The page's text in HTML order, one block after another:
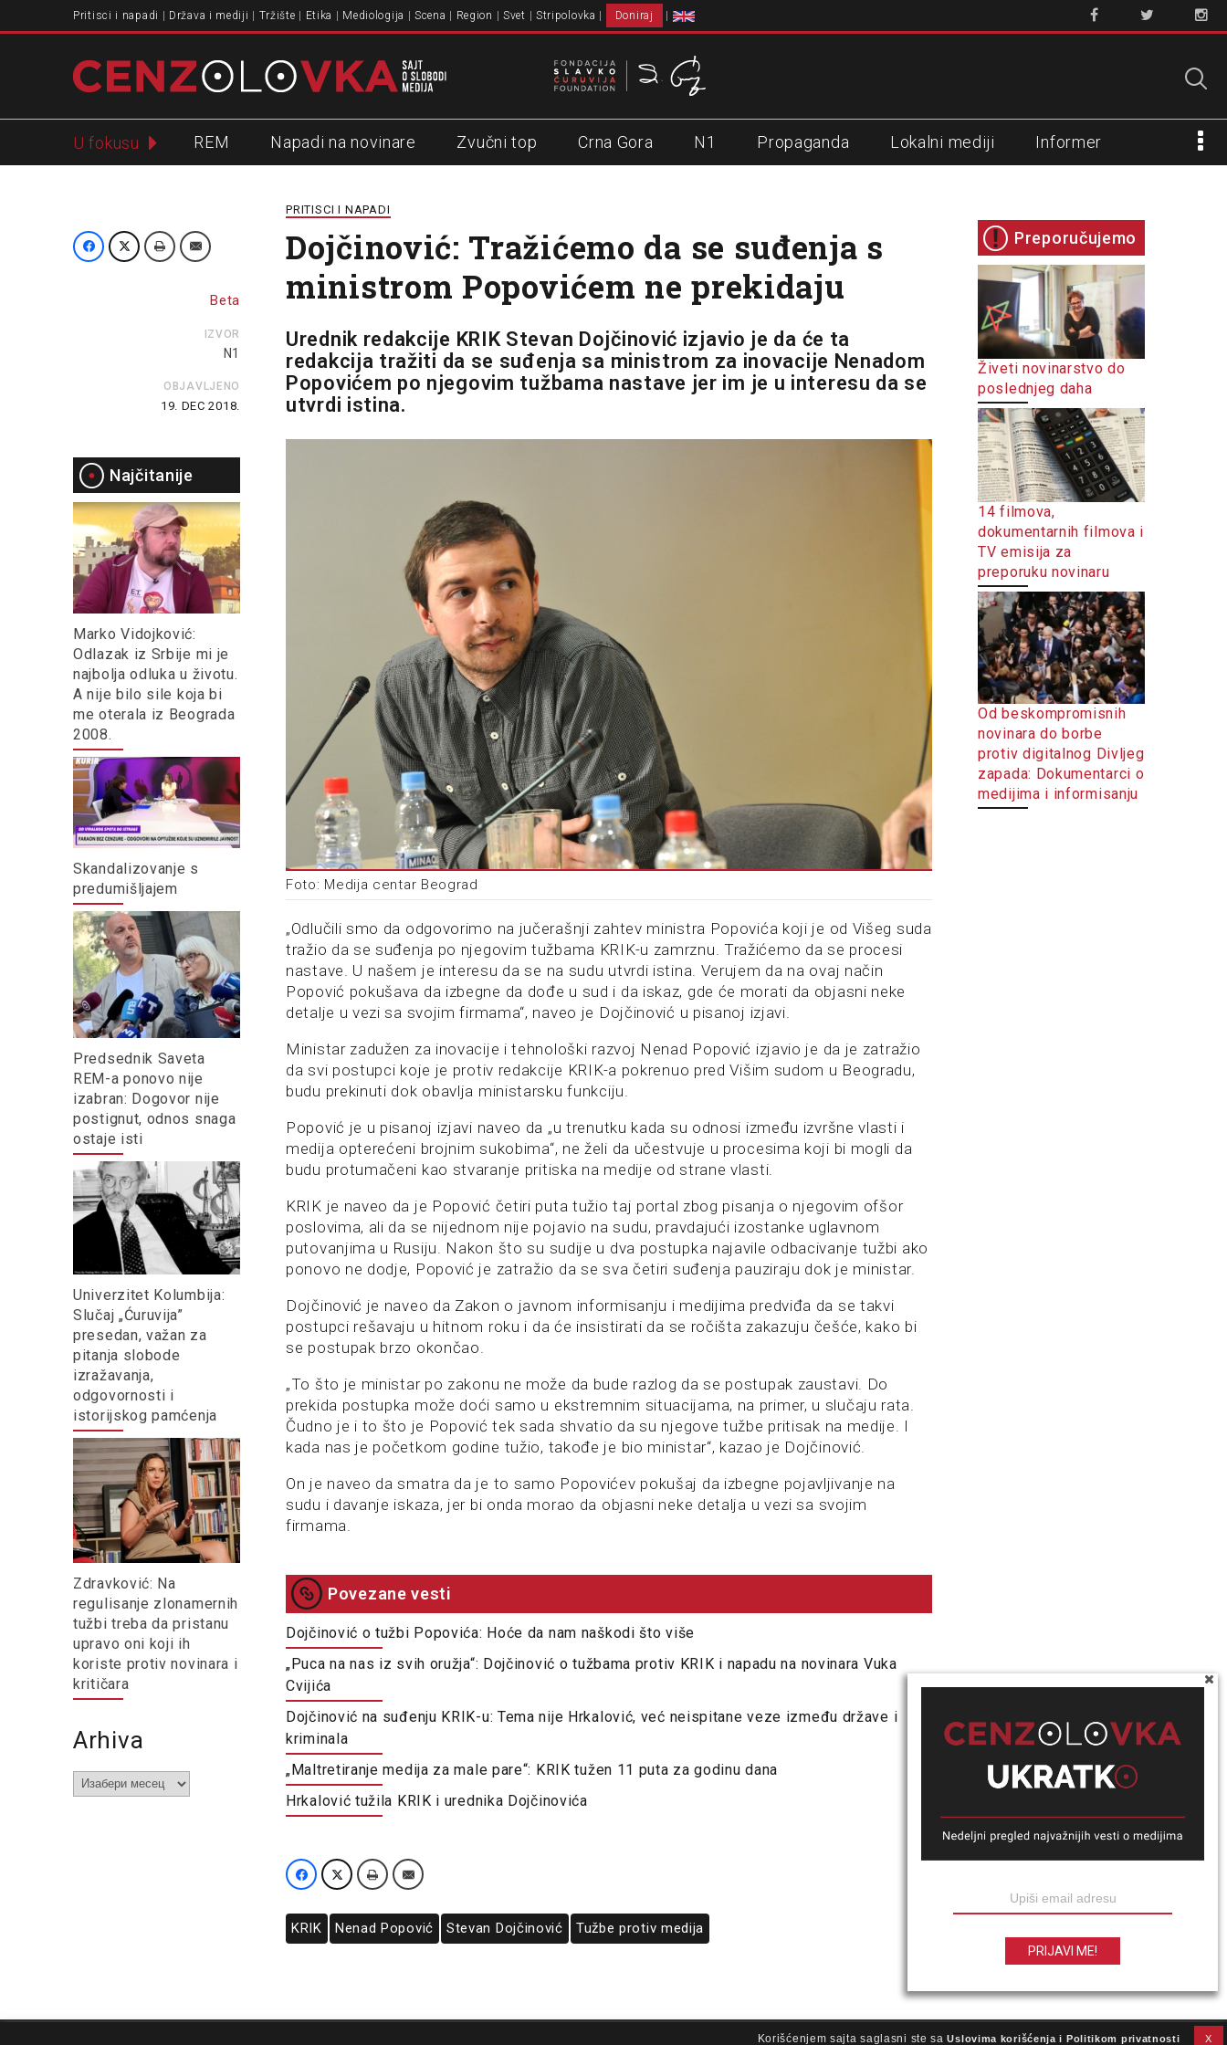
Pritisci i napadi Država i mediji Tržište Etika Mediologija Scena Region Svet Stripolovka Doniraj
U fokusu REM Napadi na novinare Zvučni top Crna Gora N1 Propaganda Lokalni mediji Informer
Beta
IZVOR
N1
OBJAVLJENO
19. DEC 2018.
Najčitanije
Marko Vidojković:
Odlazak iz Srbije mi je
najbolja odluka u životu.
A nije bilo sile koja bi
me oterala iz Beograda
2008.
Skandalizovanje s
predumišljajem
Predsednik Saveta
REM-a ponovo nije
izabran: Dogovor nije
postignut, odnos snaga
ostaje isti
Univerzitet Kolumbija:
Slučaj „Ćuruvija”
presedan, važan za
pitanja slobode
izražavanja,
odgovornosti i
istorijskog pamćenja
Zdravković: Na
regulisanje zlonamernih
tužbi treba da pristanu
upravo oni koji ih
koriste protiv novinara i
kritičara
Arhiva
Arhiva
PRITISCI I NAPADI
Dojčinović: Tražićemo da se suđenja s
ministrom Popovićem ne prekidaju
Urednik redakcije KRIK Stevan Dojčinović izjavio je da će ta
redakcija tražiti da se suđenja sa ministrom za inovacije Nenadom
Popovićem po njegovim tužbama nastave jer im je u interesu da se
utvrdi istina.
Foto: Medija centar Beograd
„Odlučili smo da odgovorimo na jučerašnji zahtev ministra Popovića koji je od Višeg suda
tražio da se suđenja po njegovim tužbama KRIK-u zamrznu. Tražićemo da se procesi
nastave. U našem je interesu da se na sudu utvrdi istina. Verujem da na ovaj način
Popović pokušava da izbegne da dođe u sud i da iskaz, gde će morati da objasni neke
detalje u vezi sa svojim firmama“, naveo je Dojčinović u pisanoj izjavi.
Ministar zadužen za inovacije i tehnološki razvoj Nenad Popović izjavio je da je zatražio
da svi postupci koje je protiv redakcije KRIK-a pokrenuo pred Višim sudom u Beogradu,
budu prekinuti dok obavlja ministarsku funkciju.
Popović je u pisanoj izjavi naveo da „u trenutku kada su odnosi između izvršne vlasti i
medija opterećeni brojnim sukobima“, ne želi da učestvuje u procesima koji bi mogli da
budu protumačeni kao stvaranje pritiska na medije od strane vlasti.
KRIK je naveo da je Popović četiri puta tužio taj portal zbog pisanja o njegovim ofšor
poslovima, ali da se nijednom nije pojavio na sudu, pravdajući izostanke uglavnom
putovanjima u Rusiju. Nakon što su sudije u dva postupka najavile odbacivanje tužbi ako
ponovo ne dodje, Popović je zatražio da se sva četiri suđenja pauziraju dok je ministar.
Dojčinović je naveo da Zakon o javnom informisanju i medijima predviđa da se takvi
postupci rešavaju u hitnom roku i da će insistirati da se ročišta zakazuju češće, kako bi
se postupak brzo okončao.
„To što je ministar po zakonu ne može da bude razlog da se postupak zaustavi. Do
prekida postupka može doći samo u ekstremnim situacijama, na primer, u slučaju rata.
Čudno je i to što je Popović tek sada shvatio da su njegove tužbe pritisak na medije. I
kada nas je početkom godine tužio, takođe je bio ministar“, kazao je Dojčinović.
On je naveo da smatra da je to samo Popovićev pokušaj da izbegne pojavljivanje na
sudu i davanje iskaza, jer bi onda morao da objasni neke detalja u vezi sa svojim
firmama.
Povezane vesti
Dojčinović o tužbi Popovića: Hoće da nam naškodi što više
„Puca na nas iz svih oružja“: Dojčinović o tužbama protiv KRIK i napadu na novinara Vuka
Cvijića
Dojčinović na suđenju KRIK-u: Tema nije Hrkalović, već neispitane veze između države i
kriminala
„Maltretiranje medija za male pare“: KRIK tužen 11 puta za godinu dana
Hrkalović tužila KRIK i urednika Dojčinovića
KRIK Nenad Popović Stevan Dojčinović Tužbe protiv medija
Preporučujemo
Živeti novinarstvo do
poslednjeg daha
14 filmova,
dokumentarnih filmova i
TV emisija za
preporuku novinaru
Od beskompromisnih
novinara do borbe
protiv digitalnog Divljeg
zapada: Dokumentarci o
medijima i informisanju
Korišćenjem sajta saglasni ste saUslovima korišćenja i Politikom privatnosti X